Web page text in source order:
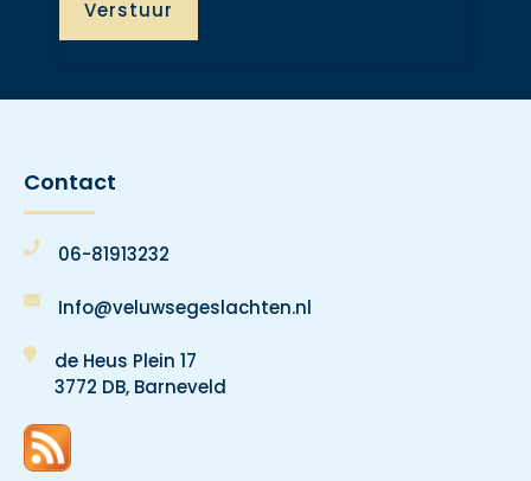
Contact
06-81913232
Info@veluwsegeslachten.nl
de Heus Plein 17
3772 DB, Barneveld